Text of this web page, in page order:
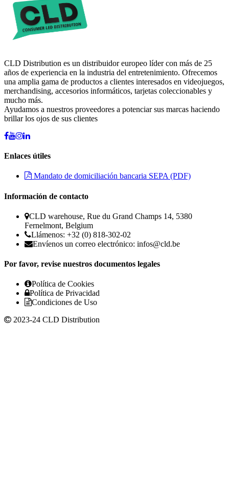
CLD Distribution es un distribuidor europeo líder con más de 25
años de experiencia en la industria del entretenimiento. Ofrecemos
una amplia gama de productos a clientes interesados en videojuegos,
merchandising, accesorios informáticos, tarjetas coleccionables y
mucho más.
Ayudamos a nuestros proveedores a potenciar sus marcas haciendo
brillar los ojos de sus clientes
Enlaces útiles
Mandato de domiciliación bancaria SEPA (PDF)
Información de contacto
CLD warehouse, Rue du Grand Champs 14, 5380
Fernelmont, Belgium
Llámenos: +32 (0) 818-302-02
Envíenos un correo electrónico: infos@cld.be
Por favor, revise nuestros documentos legales
Política de Cookies
Política de Privacidad
Condiciones de Uso
2023-24 CLD Distribution